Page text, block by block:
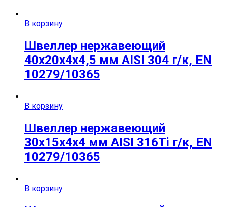
В корзину
Швеллер нержавеющий
40х20х4х4,5 мм AISI 304 г/к, EN
10279/10365
В корзину
Швеллер нержавеющий
30х15х4х4 мм AISI 316Ti г/к, EN
10279/10365
В корзину